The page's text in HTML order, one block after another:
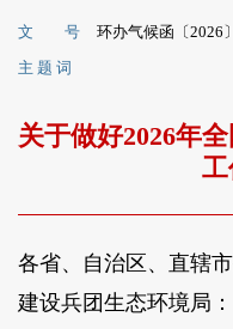
文 号
环办气候函〔2026
主 题 词
关于做好2026年
工
各省、自治区、直辖
建设兵团生态环境局：